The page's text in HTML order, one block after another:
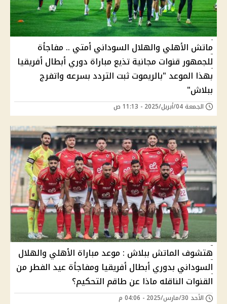
ماتش الأهلي والهلال السوداني أمتي .. مفاجأة
للجمهور قنوات مجانية تذيع مباراة دوري أبطال أفريقيا
بهذا الموعد "بالريموت ثبت التردد بسرعه واتفرج
ببلاش"
الجمعة 04/أبريل/2025 - 11:13 ص
هتشوف الماتش ببلاش : موعد مباراة الأهلي والهلال
السوداني بدوري أبطال أفريقيا ومفاجأة عيد الفطر من
القنوات الناقله ماذا عن طاقم التحكيم؟
الأحد 30/مارس/2025 - 04:06 م